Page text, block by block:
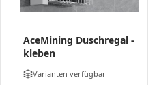
AceMining Duschregal -
kleben
Varianten verfügbar